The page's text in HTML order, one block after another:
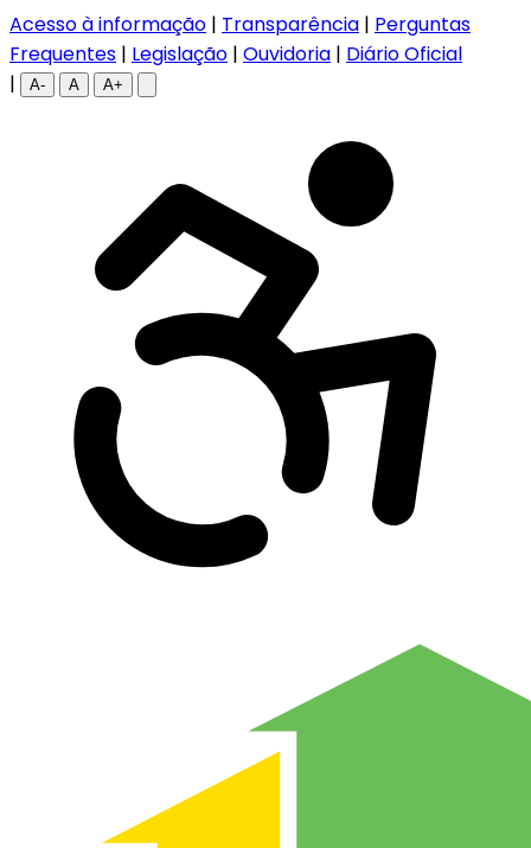
Acesso à informação | Transparência | Perguntas
Frequentes | Legislação | Ouvidoria | Diário Oficial
|
A- A A+